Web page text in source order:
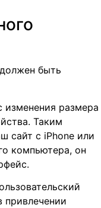
быть
размера
Таким
сайт с iPhone или
компьютера, он
привлечении